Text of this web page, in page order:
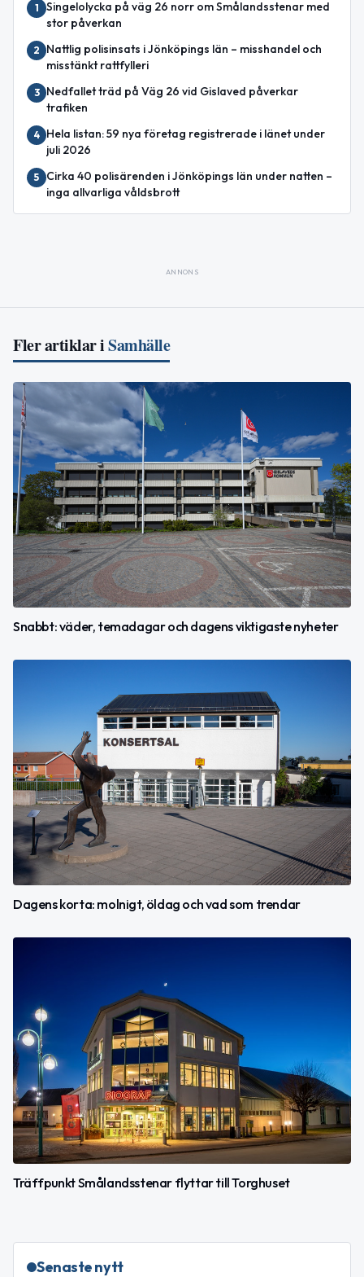
1
Singelolycka på väg 26 norr om Smålandsstenar med
stor påverkan
2
Nattlig polisinsats i Jönköpings län – misshandel och
misstänkt rattfylleri
3
Nedfallet träd på Väg 26 vid Gislaved påverkar
trafiken
4
Hela listan: 59 nya företag registrerade i länet under
juli 2026
5
Cirka 40 polisärenden i Jönköpings län under natten –
inga allvarliga våldsbrott
ANNONS
Fler artiklar iSamhälle
Snabbt: väder, temadagar och dagens viktigaste nyheter
Dagens korta: molnigt, öldag och vad som trendar
Träffpunkt Smålandsstenar flyttar till Torghuset
Senaste nytt